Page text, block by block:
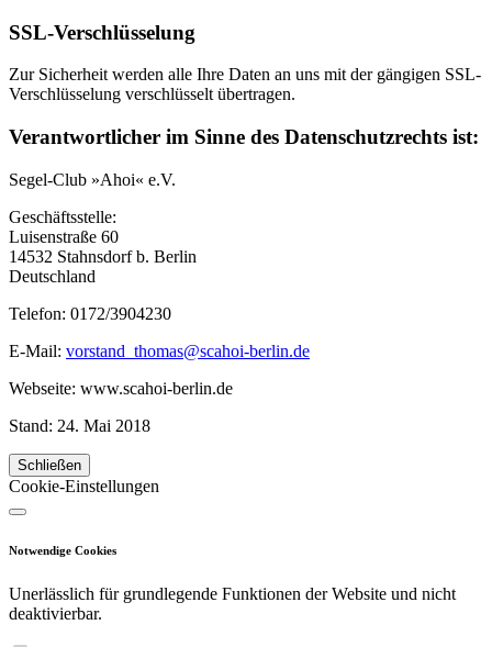
SSL-Verschlüsselung
Zur Sicherheit werden alle Ihre Daten an uns mit der gängigen SSL-
Verschlüsselung verschlüsselt übertragen.
Verantwortlicher im Sinne des Datenschutzrechts ist:
Segel-Club »Ahoi« e.V.
Geschäftsstelle:
Luisenstraße 60
14532 Stahnsdorf b. Berlin
Deutschland
Telefon: 0172/3904230
E-Mail: vorstand_thomas@scahoi-berlin.de
Webseite: www.scahoi-berlin.de
Stand: 24. Mai 2018
Schließen
Cookie-Einstellungen
Notwendige Cookies
Unerlässlich für grundlegende Funktionen der Website und nicht
deaktivierbar.